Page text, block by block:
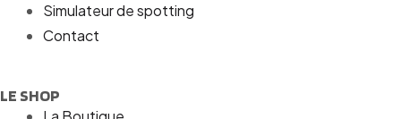
Simulateur de spotting
Contact
LE SHOP